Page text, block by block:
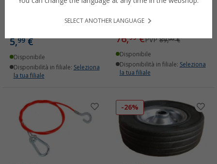
5,99€
Disponibile
Disponibilità in filiale: Seleziona
la tua filiale
timone 48 mm
76,99€PVP89,00€
Disponibile
Disponibilità in filiale: Seleziona
la tua filiale
-26%
SELECT ANOTHER LANGUAGE